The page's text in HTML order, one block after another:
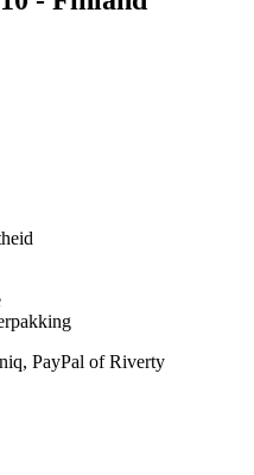
PayPal of Riverty